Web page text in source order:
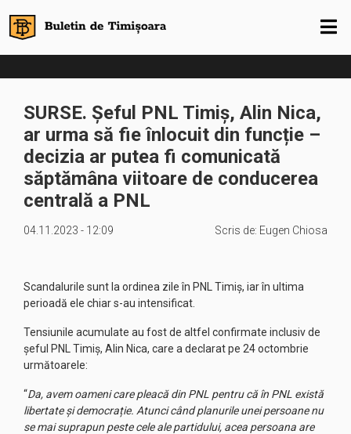
SURSE. Șeful PNL Timiș, Alin Nica,
ar urma să fie înlocuit din funcție –
decizia ar putea fi comunicată
săptămâna viitoare de conducerea
centrală a PNL
04.11.2023 - 12:09 Scris de: Eugen Chiosa
Scandalurile sunt la ordinea zile în PNL Timiș, iar în ultima
perioadă ele chiar s-au intensificat.
Tensiunile acumulate au fost de altfel confirmate inclusiv de
șeful PNL Timiș, Alin Nica, care a declarat pe 24 octombrie
următoarele:
“Da, avem oameni care pleacă din PNL pentru că în PNL există
libertate și democrație. Atunci când planurile unei persoane nu
se mai suprapun peste cele ale partidului, acea persoana are